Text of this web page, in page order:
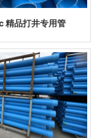
精品打井专用管